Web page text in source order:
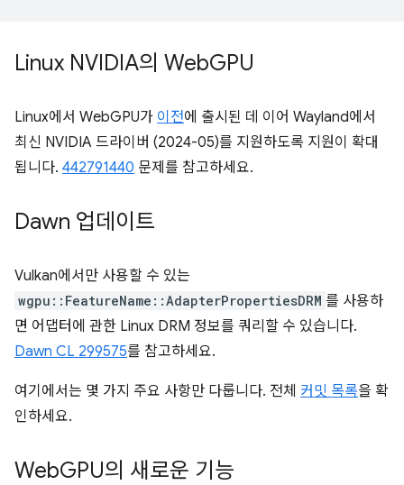
Linux NVIDIA의 WebGPU
Linux에서 WebGPU가 이전에 출시된 데 이어 Wayland에서
최신 NVIDIA 드라이버 (2024-05)를 지원하도록 지원이 확대
됩니다. 442791440 문제를 참고하세요.
Dawn 업데이트
Vulkan에서만 사용할 수 있는
wgpu::FeatureName::AdapterPropertiesDRM 를 사용하
면 어댑터에 관한 Linux DRM 정보를 쿼리할 수 있습니다.
Dawn CL 299575를 참고하세요.
여기에서는 몇 가지 주요 사항만 다룹니다. 전체 커밋 목록을 확
인하세요.
WebGPU의 새로운 기능